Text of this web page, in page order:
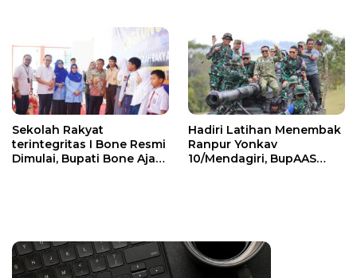
Semangat Membangun
Daerah
Sekolah Rakyat
terintegritas I Bone Resmi
Dimulai, Bupati Bone Ajak
Hadiri Latihan Menembak
Ranpur Yonkav
10/Mendagiri, BupAAS